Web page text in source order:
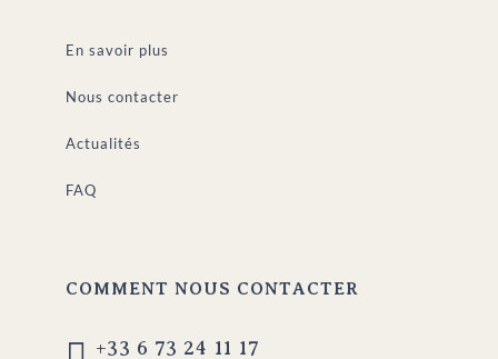
En savoir plus
Nous contacter
Actualités
FAQ
COMMENT NOUS CONTACTER
+33 6 73 24 11 17